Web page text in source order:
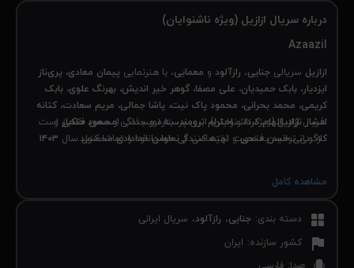
درباره سریال ازازیل (ویژه ناشنوایان)
Azaazil
ازازیل سریالی جنایی، رازآلود و معمایی، با هنرنمایی پیمان معادی، پری‌ناز
ایزدیار، بابک حمیدیان، علی مصفا، گوهر خیر اندیش، بهرنگ علوی، بابک
کریمی، محمد بحرانی، محمود پاک نیت، پاشا جمالی، مریم سعادت، کتانه
افشار نژاد، الهام کرداواحترام برومند، به نویسندگیمسعود خاکباز و
کارگردانیحسن فتحیو تهیه کنندگیحسن خدادادیمحصول سال ۱۴۰۳
سریالازازیل(ویژه ناشنوایان) اثری پرستاره و جذاب ازحسن فتحی است
که می توانید به صورت اختصاصی ازنماوادانلود و تماشا کنید.
مشاهده کامل
دسته بندی: جنایی رازآلود
سریال ایرانی
کشور سازنده: ایران